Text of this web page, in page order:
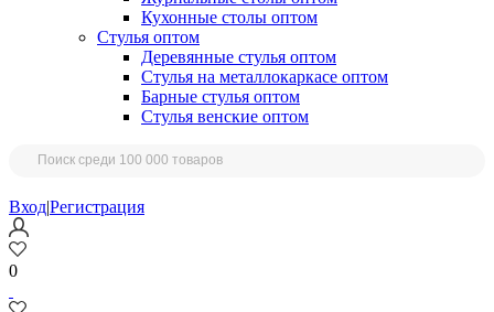
Кухонные столы оптом
Стулья оптом
Деревянные стулья оптом
Стулья на металлокаркасе оптом
Барные стулья оптом
Стулья венские оптом
Вход|Регистрация
0